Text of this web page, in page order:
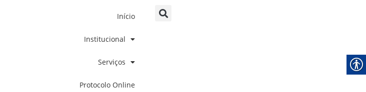
Início
Institucional
Serviços
Protocolo Online